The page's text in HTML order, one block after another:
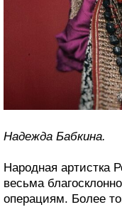
Надежда Бабкина.
Народная артистка
весьма
операциям. Более